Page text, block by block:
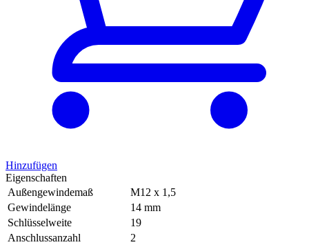
Hinzufügen
Eigenschaften
Außengewindemaß
M12 x 1,5
Gewindelänge
14 mm
Schlüsselweite
19
Anschlussanzahl
2